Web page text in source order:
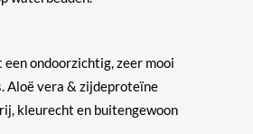
ondoorzichtig, zeer mooi
Aloë vera & zijdeproteïne
kleurecht en buitengewoon